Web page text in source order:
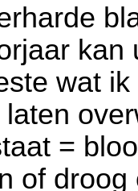
wat
=
of